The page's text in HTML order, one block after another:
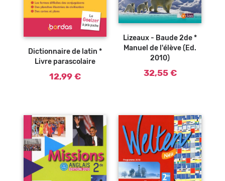
Ajouter au
Dictionnaire de latin *
Livre parascolaire
12,99 €
Lizeaux - Baude 2de *
Manuel de l'élève (Ed.
2010)
32,55 €